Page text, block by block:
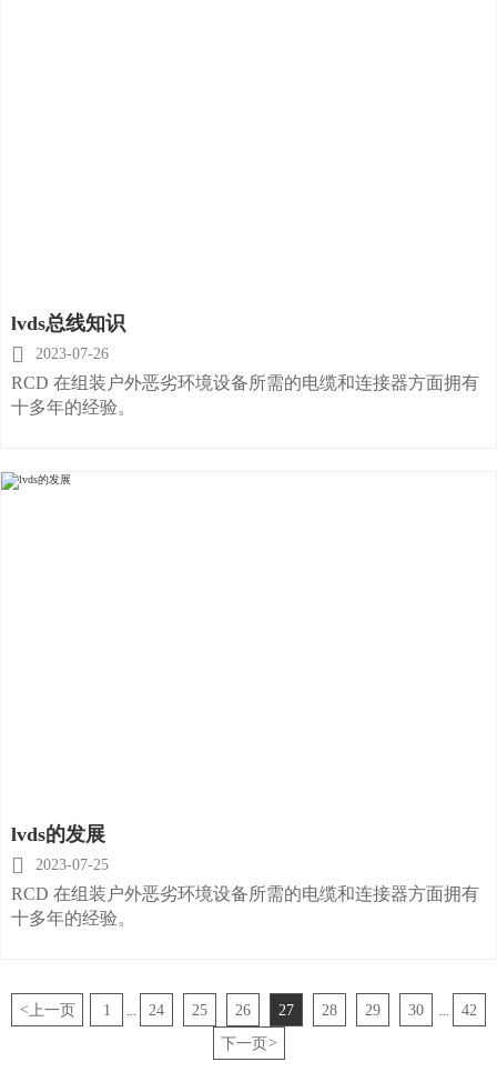
lvds总线知识
 2023-07-26
RCD 在组装户外恶劣环境设备所需的电缆和连接器方面拥有
十多年的经验。
lvds的发展
 2023-07-25
RCD 在组装户外恶劣环境设备所需的电缆和连接器方面拥有
十多年的经验。
< 上一页 1 24 25 26 27 28 29 30
42
下一页>